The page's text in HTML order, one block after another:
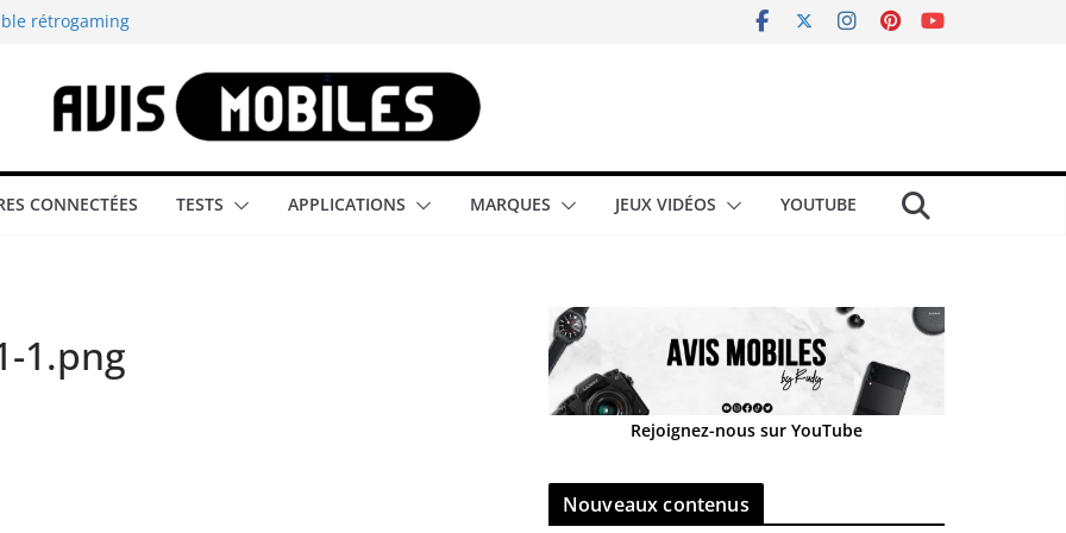
rétrogaming
compact
tous les
CONNECTÉES TESTS APPLICATIONS MARQUES JEUX VIDÉOS YOUTUBE
1.png
Rejoignez-nous sur YouTube
Nouveaux contenus